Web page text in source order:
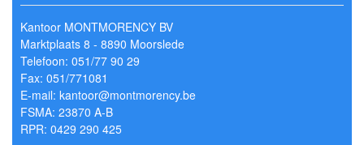
Kantoor MONTMORENCY BV
Marktplaats 8 - 8890 Moorslede
Telefoon: 051/77 90 29
Fax: 051/771081
E-mail: kantoor@montmorency.be
FSMA: 23870 A-B
RPR: 0429 290 425